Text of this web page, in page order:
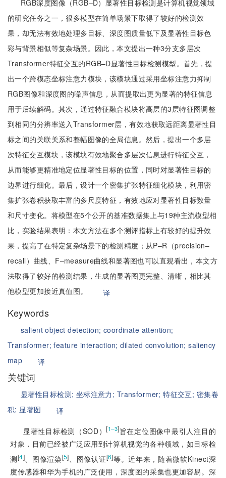
RGB深度图像（RGB–D）显著性目标检测是计算机视觉领域
的研究任务之一，很多模型在简单场景下取得了较好的检测效
果，却无法有效地处理多目标、深度图质量低下及显著性目标色
彩与背景相似等复杂场景。因此，本文提出一种3分支多层次
Transformer特征交互的RGB–D显著性目标检测模型。首先，提
出一个跨模态坐标注意力模块，该模块通过采用坐标注意力抑制
RGB图像和深度图的噪声信息，从而提取出更为显著的特征信息
用于后续解码。其次，通过特征融合模块将高层的3层特征图调整
到相同的分辨率送入Transformer层，有效地获取远距离显著性目
标之间的关联关系和整幅图像的全局信息。然后，提出一个多层
次特征交互模块，该模块有效地聚合多层次信息进行特征交互，
从而能够更精准地定位显著性目标的位置，同时对显著性目标的
边界进行细化。最后，设计一个密集扩张特征细化模块，利用密
集扩张卷积获取丰富的多尺度特征，有效地应对显著性目标数量
和尺寸变化。将模型在5个公开的基准数据集上与19种主流模型相
比，实验结果表明：本文方法在多个测评指标上有较好的提升效
果，提高了在特定复杂场景下的检测精度；从P–R（precision–
recall）曲线、F–measure曲线和显著图也可以直观看出，本文方
法取得了较好的检测结果，生成的显著图更完整、清晰，相比其
他模型更加接近真值图。
译
Keywords
salient object detection; coordinate attention;
Transformer;feature interaction;dilated convolution;saliency
map
译
关键词
显著性目标检测; 坐标注意力; Transformer;特征交互; 密集卷
积; 显著图
译
显著性目标检测（SOD）[1–3]旨在定位图像中最引人注目的
对象，目前已经被广泛应用到计算机视觉的各种领域，如目标检
测[4]、图像渲染[5]、图像认证[6]等。近年来，随着微软Kinect深
度传感器和华为手机的广泛使用，深度图的采集也更加容易。深